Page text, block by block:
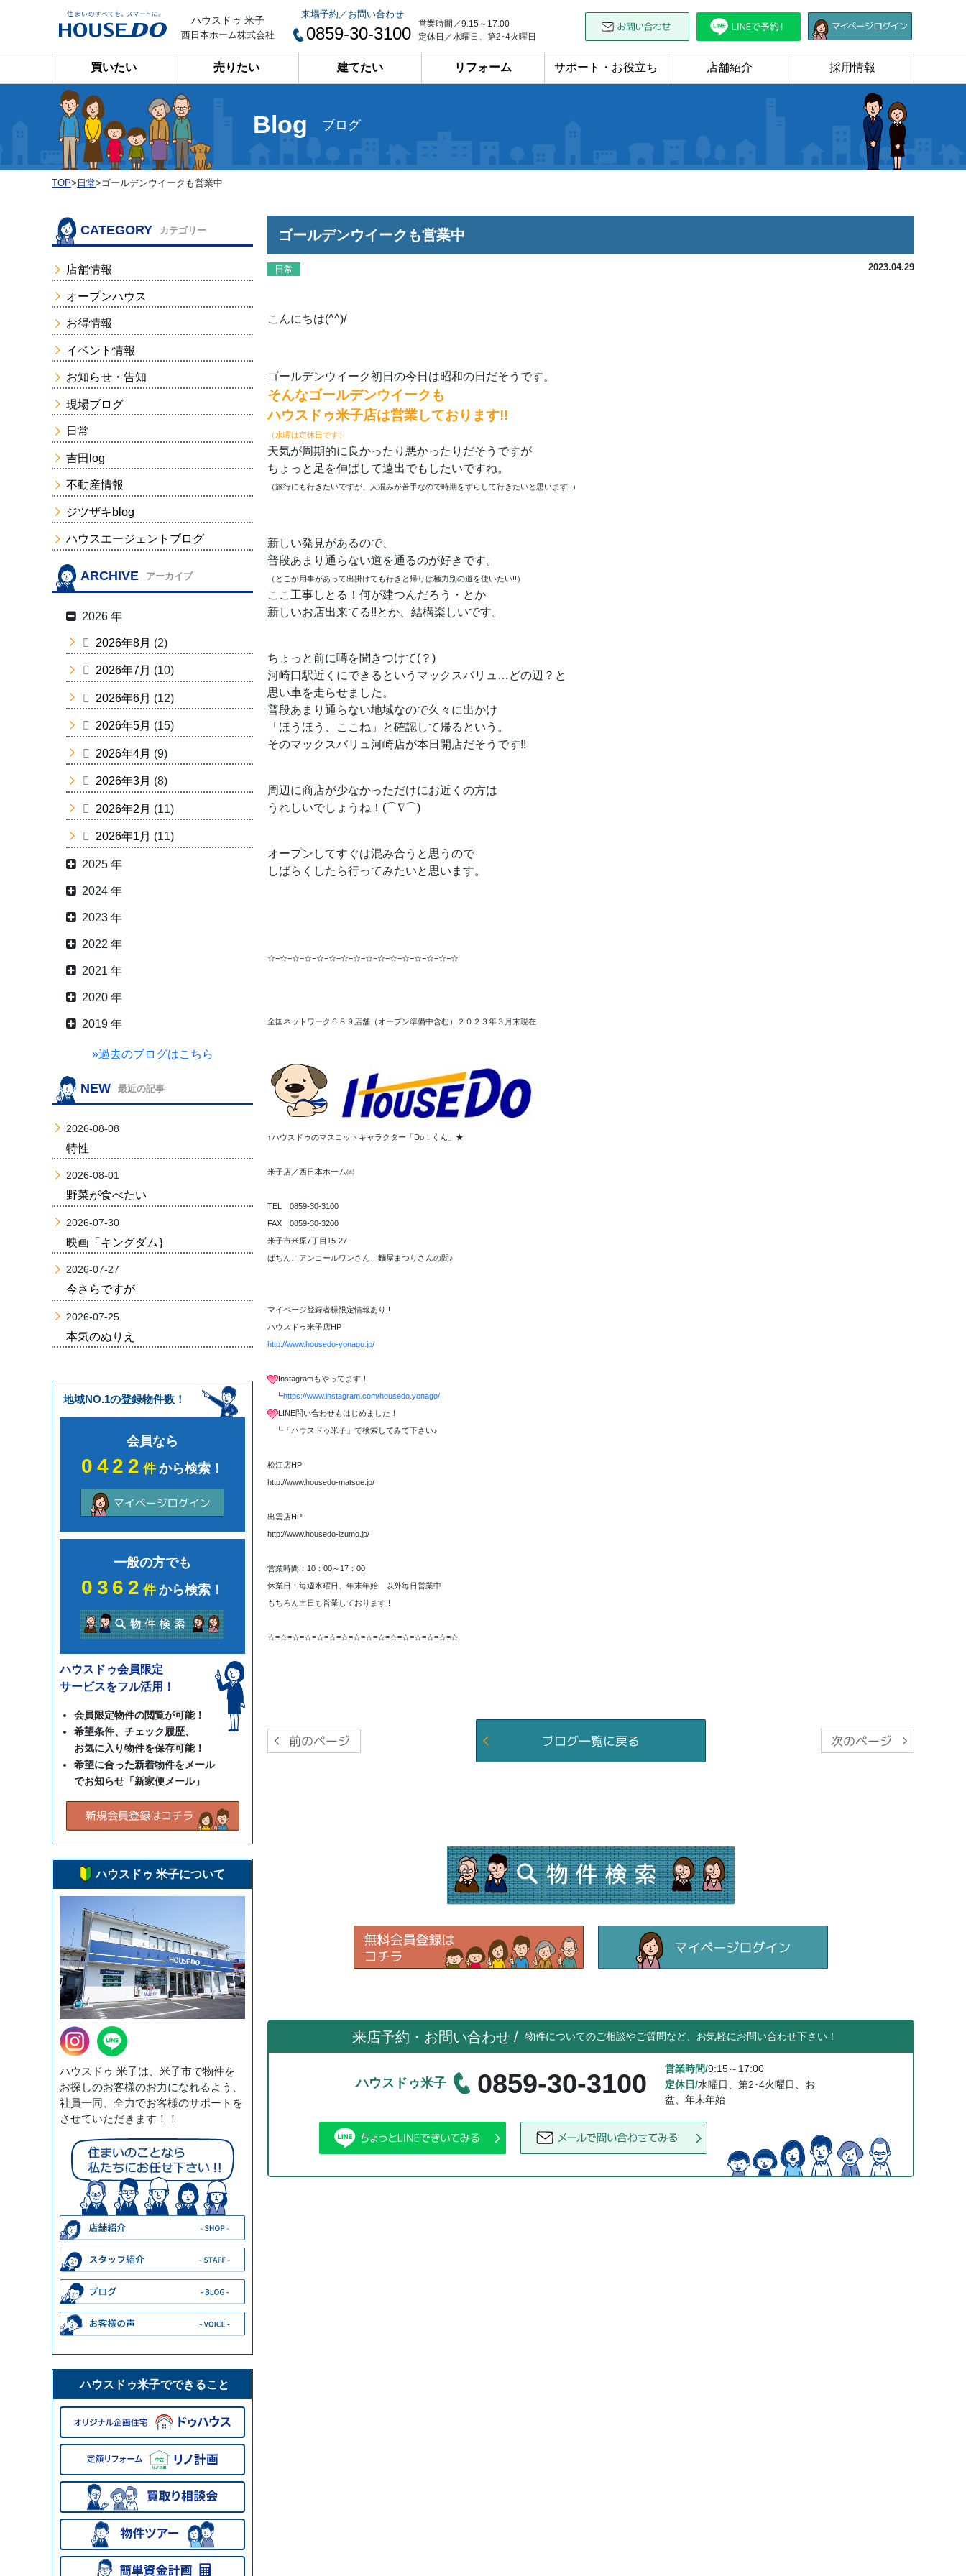
ハウスドゥ 米子
西日本ホーム株式会社
来場予約／お問い合わせ
0859-30-3100
営業時間／9:15～17:00
定休日／水曜日、第2･4火曜日
買いたい 売りたい 建てたい リフォーム サポート・お役立ち 店舗紹介 採用情報
Blog ブログ
TOP> 日常>ゴールデンウイークも営業中
ゴールデンウイークも営業中
日常 2023.04.29
こんにちは(^^)/
ゴールデンウイーク初日の今日は昭和の日だそうです。
そんなゴールデンウイークも
ハウスドゥ米子店は営業しております!!
（水曜は定休日です）
天気が周期的に良かったり悪かったりだそうですが
ちょっと足を伸ばして遠出でもしたいですね。
（旅行にも行きたいですが、人混みが苦手なので時期をずらして行きたいと思います!!）
新しい発見があるので、
普段あまり通らない道を通るのが好きです。
（どこか用事があって出掛けても行きと帰りは極力別の道を使いたい!!）
ここ工事しとる！何が建つんだろう・とか
新しいお店出来てる!!とか、結構楽しいです。
ちょっと前に噂を聞きつけて(？)
河崎口駅近くにできるというマックスバリュ…どの辺？と
思い車を走らせました。
普段あまり通らない地域なので久々に出かけ
「ほうほう、ここね」と確認して帰るという。
そのマックスバリュ河崎店が本日開店だそうです!!
周辺に商店が少なかっただけにお近くの方は
うれしいでしょうね！(⌒∇⌒)
オープンしてすぐは混み合うと思うので
しばらくしたら行ってみたいと思います。
☆≡☆≡☆≡☆≡☆≡☆≡☆≡☆≡☆≡☆≡☆≡☆≡☆≡☆≡☆≡☆
全国ネットワーク６８９店舗（オープン準備中含む）２０２３年３月末現在
↑ハウスドゥのマスコットキャラクター「Do！くん」★
米子店／西日本ホーム㈱
TEL 0859-30-3100
FAX 0859-30-3200
米子市米原7丁目15-27
ぱちんこアンコールワンさん、麵屋まつりさんの間♪
マイページ登録者様限定情報あり!!
ハウスドゥ米子店HP
http://www.housedo-yonago.jp/
Instagramもやってます！
┗https://www.instagram.com/housedo.yonago/
LINE問い合わせもはじめました！
┗「ハウスドゥ米子」で検索してみて下さい♪
松江店HP
http://www.housedo-matsue.jp/
出雲店HP
http://www.housedo-izumo.jp/
営業時間：10：00～17：00
休業日：毎週水曜日、年末年始 以外毎日営業中
もちろん土日も営業しております!!
☆≡☆≡☆≡☆≡☆≡☆≡☆≡☆≡☆≡☆≡☆≡☆≡☆≡☆≡☆≡☆
来店予約・お問い合わせ / 物件についてのご相談やご質問など、お気軽にお問い合わせ下さい！
ハウスドゥ米子 0859-30-3100 営業時間/9:15～17:00
定休日/水曜日、第2･4火曜日、お
盆、年末年始
CATEGORY カテゴリー
店舗情報
オープンハウス
お得情報
イベント情報
お知らせ・告知
現場ブログ
日常
吉田log
不動産情報
ジツザキblog
ハウスエージェントブログ
ARCHIVE アーカイブ
2026 年
2026年8月 (2)
2026年7月 (10)
2026年6月 (12)
2026年5月 (15)
2026年4月 (9)
2026年3月 (8)
2026年2月 (11)
2026年1月 (11)
2025 年
2024 年
2023 年
2022 年
2021 年
2020 年
2019 年
»過去のブログはこちら
NEW 最近の記事
2026-08-08
特性
2026-08-01
野菜が食べたい
2026-07-30
映画「キングダム｝
2026-07-27
今さらですが
2026-07-25
本気のぬりえ
地域NO.1の登録物件数！
会員なら
0422件から検索！
一般の方でも
0362件から検索！
ハウスドゥ会員限定
サービスをフル活用！
会員限定物件の閲覧が可能！
希望条件、チェック履歴、
お気に入り物件を保存可能！
希望に合った新着物件をメール
でお知らせ「新家便メール」
ハウスドゥ 米子について
ハウスドゥ 米子は、米子市で物件を
お探しのお客様のお力になれるよう、
社員一同、全力でお客様のサポートを
させていただきます！！
ハウスドゥ米子でできること